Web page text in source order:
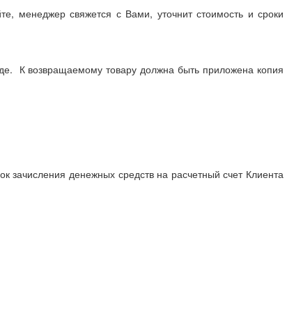
менеджер свяжется с Вами, уточнит стоимость и сроки
К возвращаемому товару должна быть приложена копия
денежных средств на расчетный счет Клиента